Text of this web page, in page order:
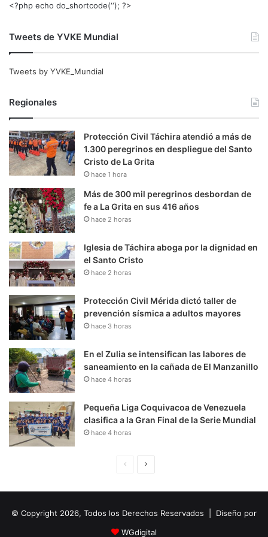
<?php echo do_shortcode(‘‘); ?>
Tweets de YVKE Mundial
Tweets by YVKE_Mundial
Regionales
Protección Civil Táchira atendió a más de
1.300 peregrinos en despliegue del Santo
Cristo de La Grita
hace 1 hora
Más de 300 mil peregrinos desbordan de
fe a La Grita en sus 416 años
hace 2 horas
Iglesia de Táchira aboga por la dignidad en
el Santo Cristo
hace 2 horas
Protección Civil Mérida dictó taller de
prevención sísmica a adultos mayores
hace 3 horas
En el Zulia se intensifican las labores de
saneamiento en la cañada de El Manzanillo
hace 4 horas
Pequeña Liga Coquivacoa de Venezuela
clasifica a la Gran Final de la Serie Mundial
hace 4 horas
i
n
u
i
© Copyright 2026, Todos los Derechos Reservados | Diseño por
WGdigital